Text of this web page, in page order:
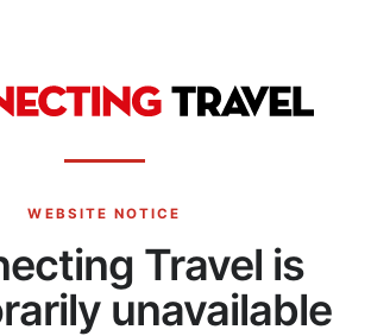
WEBSITE NOTICE
Travel is
unavailable